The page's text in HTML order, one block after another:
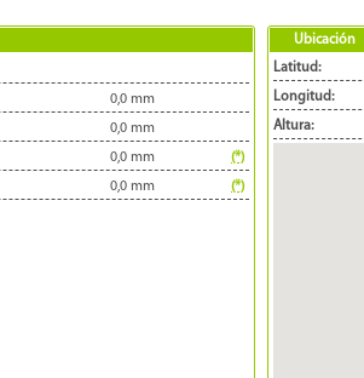
0,0 mm
0,0 mm
0,0 mm
(*)
0,0 mm (*)
Ubicación
Latitud:
Longitud:
Altura: